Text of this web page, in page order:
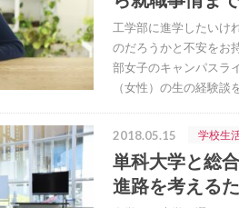
工学部に進学したいけ
のだろうかと不安をお
部女子のキャンパスラ
（女性）の生の経験談
2018.05.15 学校生
単科大学と総
進路を考える